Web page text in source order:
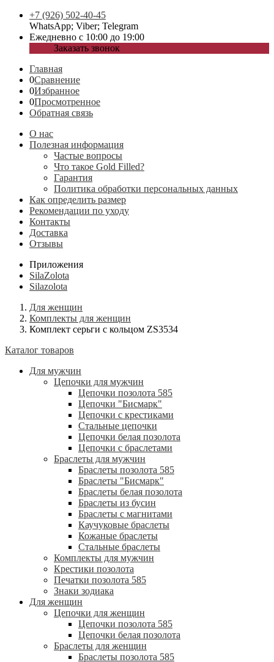
+7 (926) 502-40-45
WhatsApp; Viber; Telegram
Ежедневно с 10:00 до 19:00
Заказать звонок
Главная
0Сравнение
0Избранное
0Просмотренное
Обратная связь
О нас
Полезная информация
Частые вопросы
Что такое Gold Filled?
Гарантия
Политика обработки персональных данных
Как определить размер
Рекомендации по уходу
Контакты
Доставка
Отзывы
Приложения
SilaZolota
Silazolota
Для женщин
Комплекты для женщин
Комплект серьги с кольцом ZS3534
Каталог товаров
Для мужчин
Цепочки для мужчин
Цепочки позолота 585
Цепочки "Бисмарк"
Цепочки с крестиками
Стальные цепочки
Цепочки белая позолота
Цепочки с браслетами
Браслеты для мужчин
Браслеты позолота 585
Браслеты "Бисмарк"
Браслеты белая позолота
Браслеты из бусин
Браслеты с магнитами
Каучуковые браслеты
Кожаные браслеты
Стальные браслеты
Комплекты для мужчин
Крестики позолота
Печатки позолота 585
Знаки зодиака
Для женщин
Цепочки для женщин
Цепочки позолота 585
Цепочки белая позолота
Браслеты для женщин
Браслеты позолота 585